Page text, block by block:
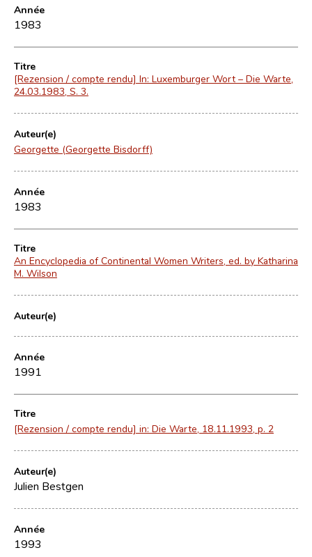
Année
1983
Titre
[Rezension / compte rendu] In: Luxemburger Wort – Die Warte,
24.03.1983, S. 3.
Auteur(e)
Georgette (Georgette Bisdorff)
Année
1983
Titre
An Encyclopedia of Continental Women Writers, ed. by Katharina
M. Wilson
Auteur(e)
Année
1991
Titre
[Rezension / compte rendu] in: Die Warte, 18.11.1993, p. 2
Auteur(e)
Julien Bestgen
Année
1993